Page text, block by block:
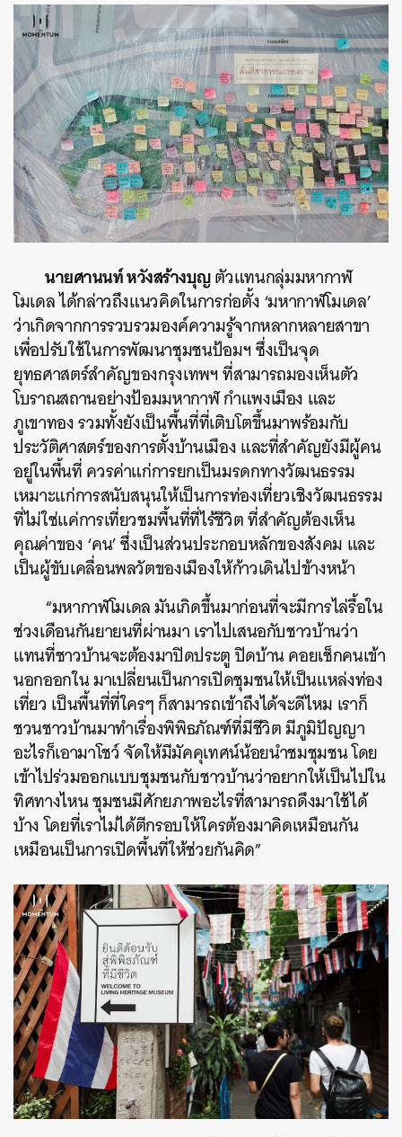
นายศานนท์ หวังสร้างบุญตัวแทนกลุ่มมหากาฬ
โมเดล ได้กล่าวถึงแนวคิดในการก่อตั้ง ‘มหากาฬโมเดล’
ว่าเกิดจากการรวบรวมองค์ความรู้จากหลากหลายสาขา
เพื่อปรับใช้ในการพัฒนาชุมชนป้อมฯ ซึ่งเป็นจุด
ยุทธศาสตร์สำคัญของกรุงเทพฯ ที่สามารถมองเห็นตัว
โบราณสถานอย่างป้อมมหากาฬ กำแพงเมือง และ
ภูเขาทอง รวมทั้งยังเป็นพื้นที่ที่เติบโตขึ้นมาพร้อมกับ
ประวัติศาสตร์ของการตั้งบ้านเมือง และที่สำคัญยังมีผู้คน
อยู่ในพื้นที่ ควรค่าแก่การยกเป็นมรดกทางวัฒนธรรม
เหมาะแก่การสนับสนุนให้เป็นการท่องเที่ยวเชิงวัฒนธรรม
ที่ไม่ใช่แค่การเที่ยวชมพื้นที่ที่ไร้ชีวิต ที่สำคัญต้องเห็น
คุณค่าของ ‘คน’ ซึ่งเป็นส่วนประกอบหลักของสังคม และ
เป็นผู้ขับเคลื่อนพลวัตของเมืองให้ก้าวเดินไปข้างหน้า
“มหากาฬโมเดล มันเกิดขึ้นมาก่อนที่จะมีการไล่รื้อใน
ช่วงเดือนกันยายนที่ผ่านมา เราไปเสนอกับชาวบ้านว่า
แทนที่ชาวบ้านจะต้องมาปิดประตู ปิดบ้าน คอยเช็กคนเข้า
นอกออกใน มาเปลี่ยนเป็นการเปิดชุมชนให้เป็นแหล่งท่อง
เที่ยว เป็นพื้นที่ที่ใครๆ ก็สามารถเข้าถึงได้จะดีไหม เราก็
ชวนชาวบ้านมาทำเรื่องพิพิธภัณฑ์ที่มีชีวิต มีภูมิปัญญา
อะไรก็เอามาโชว์ จัดให้มีมัคคุเทศน์น้อยนำชมชุมชน โดย
เข้าไปร่วมออกแบบชุมชนกับชาวบ้านว่าอยากให้เป็นไปใน
ทิศทางไหน ชุมชนมีศักยภาพอะไรที่สามารถดึงมาใช้ได้
บ้าง โดยที่เราไม่ได้ตีกรอบให้ใครต้องมาคิดเหมือนกัน
เหมือนเป็นการเปิดพื้นที่ให้ช่วยกันคิด”